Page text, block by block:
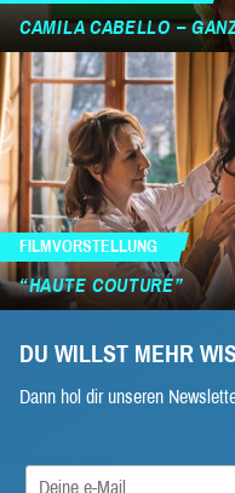
CAMILA CABELLO –
FILMVORSTELLUNG
“HAUTE COUTURE”
DU WILLST MEHR
Dann hol dir unseren